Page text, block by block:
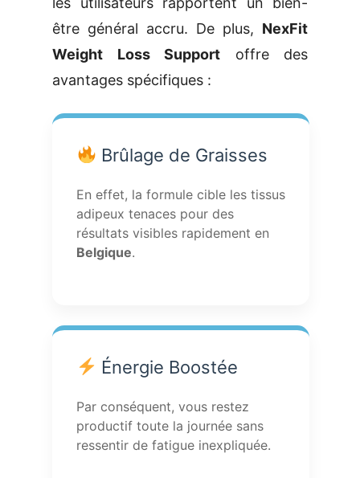
être général accru. De plus, NexFit
Weight Loss Support offre des
avantages spécifiques :
Brûlage de Graisses
En effet, la formule cible les tissus
adipeux tenaces pour des
résultats visibles rapidement en
Belgique.
Énergie Boostée
Par conséquent, vous restez
productif toute la journée sans
ressentir de fatigue inexpliquée.